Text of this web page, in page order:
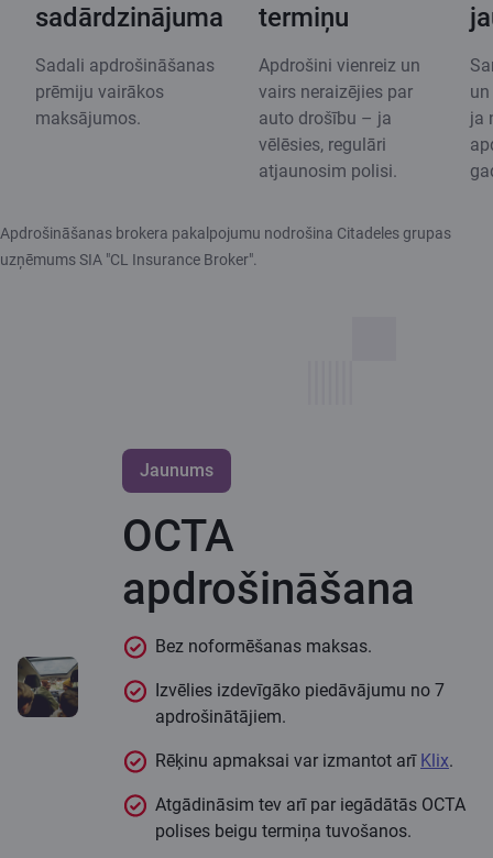
sadārdzinājuma
Sadali apdrošināšanas
prēmiju vairākos
maksājumos.
termiņu
Apdrošini vienreiz un
vairs neraizējies par
auto drošību – ja
vēlēsies, regulāri
atjaunosim polisi.
ja
Apdrošināšanas brokera pakalpojumu nodrošina Citadeles grupas
uzņēmums SIA "CL Insurance Broker".
Jaunums
OCTA
apdrošināšana
Bez noformēšanas maksas.
Izvēlies izdevīgāko piedāvājumu no 7
apdrošinātājiem.
Rēķinu apmaksai var izmantot arī Klix.
Atgādināsim tev arī par iegādātās OCTA
polises beigu termiņa tuvošanos.